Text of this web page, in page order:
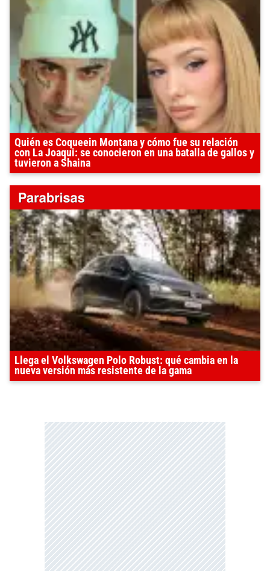
Quién es Coqueein Montana y cómo fue su relación
con La Joaqui: se conocieron en una batalla de gallos y
tuvieron a Shaina
Llega el Volkswagen Polo Robust: qué cambia en la
nueva versión más resistente de la gama